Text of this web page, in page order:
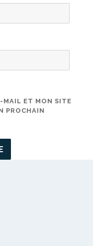
MAIL ET MON SITE
PROCHAIN